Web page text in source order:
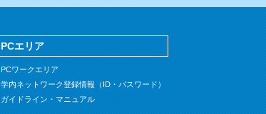
PCエリア
PCワークエリア
学内ネットワーク登録情報（ID・パスワード）
ガイドライン・マニュアル